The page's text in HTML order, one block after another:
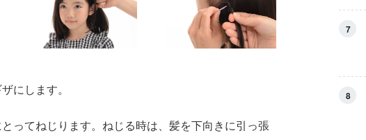
にします。
ってねじります。ねじる時は、髪を下向きに引っ張
7
8